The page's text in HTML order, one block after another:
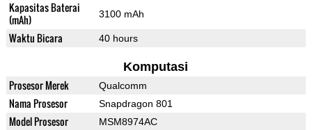
Kapasitas Baterai
(mAh)
3100 mAh
Waktu Bicara 40 hours
Komputasi
Prosesor Merek Qualcomm
Nama Prosesor Snapdragon 801
Model Prosesor MSM8974AC